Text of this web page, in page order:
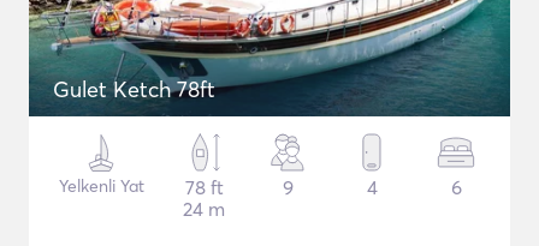
Gulet Ketch 78ft
Yelkenli Yat
78 ft
24 m
9 4 6